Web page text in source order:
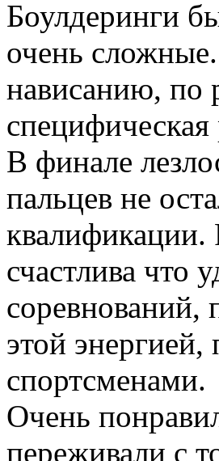
Боулдеринги
очень
нависанию, по
специфическая
В финале
пальцев не
квалификации.
счастлива что
соревнований,
этой энергией,
спортсменами.
Очень
переживали с